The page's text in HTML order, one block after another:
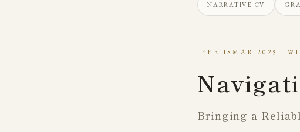
NARRATIVE CV
IEEE ISMAR 2025 ·
Bringing a